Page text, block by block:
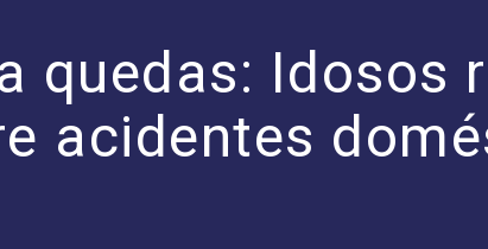
quedas: Idosos
acidentes